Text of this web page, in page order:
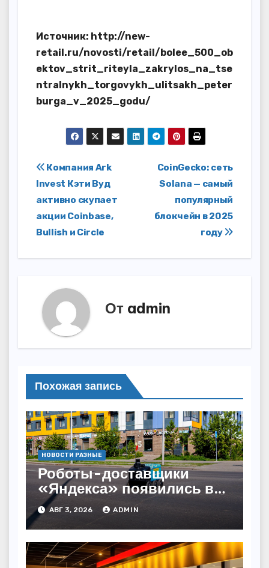
Источник: http://new-
retail.ru/novosti/retail/bolee_500_ob
ektov_strit_riteyla_zakrylos_na_tse
ntralnykh_torgovykh_ulitsakh_peter
burga_v_2025_godu/
Навигация
по
записям
CoinGecko: сеть
Solana — самый
популярный
блокчейн в 2025
году
Компания Ark
Invest Кэти Вуд
активно скупает
акции Coinbase,
Bullish и Circle
От admin
Похожая запись
НОВОСТИ РАЗНЫЕ
Роботы-доставщики
«Яндекса» появились в
Казахстане
АВГ 3, 2026 ADMIN